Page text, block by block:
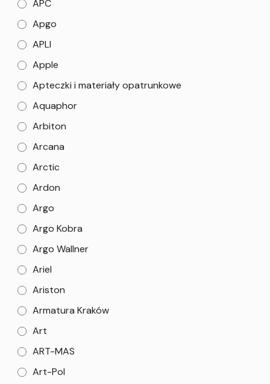
APC
Apgo
APLI
Apple
Apteczki i materiały opatrunkowe
Aquaphor
Arbiton
Arcana
Arctic
Ardon
Argo
Argo Kobra
Argo Wallner
Ariel
Ariston
Armatura Kraków
Art
ART-MAS
Art-Pol